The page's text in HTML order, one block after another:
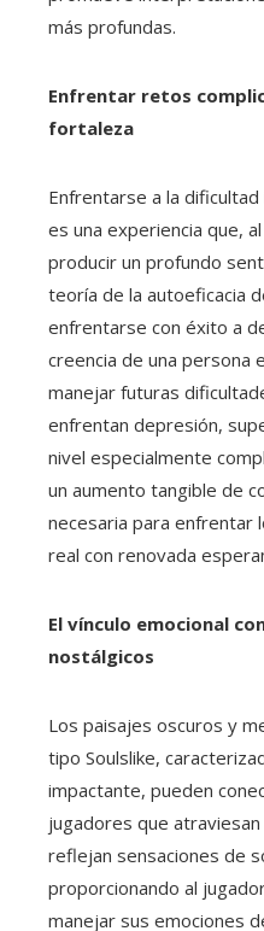
más profundas.
Enfrentar retos
fortaleza
Enfrentarse a la
es una experiencia que,
producir un profundo
teoría de la autoeficacia
enfrentarse con éxito a
creencia de una persona
manejar futuras
enfrentan depresión,
nivel especialmente
un aumento tangible de
necesaria para enfrentar
real con renovada
El vínculo emocional
nostálgicos
Los paisajes oscuros y
tipo Soulslike,
impactante, pueden
jugadores que
reflejan sensaciones de
proporcionando al
manejar sus emociones